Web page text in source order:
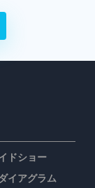
ドショー
イアグラム